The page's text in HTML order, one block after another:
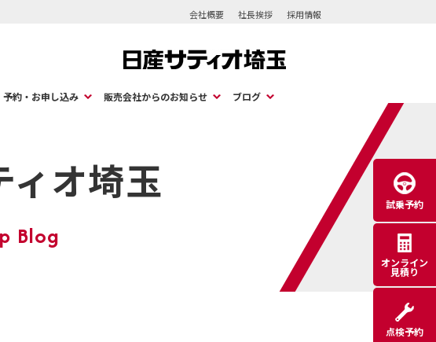
会社概要 社長挨拶 採用情報
予約・お申し込み 販売会社からのお知らせ ブログ
ィオ埼玉 試乗予約
オンライン
見積り
点検予約